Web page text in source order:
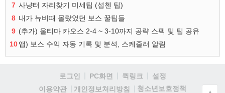
7 사냥터 자리찾기 미세팁 (섭첸 팁)
8 내가 뉴비때 몰랐었던 보스 꿀팁들
9 (추가) 울티마 카오스 2-4 ~ 3-10까지 공략 스펙 및 팁 공유
10앱) 보스 수익 자동 기록 및 분석, 스케줄러 알림
로그인 PC화면 퀵링크
설정
이용약관
개인정보처리방침 청소년보호정책